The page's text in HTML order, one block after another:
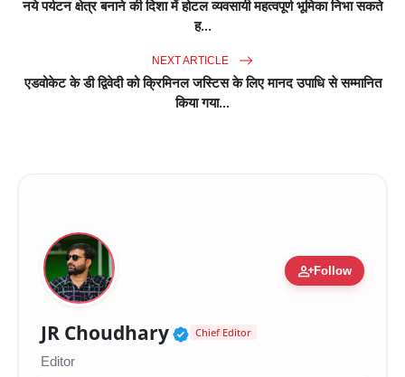
नये पर्यटन क्षेत्र बनाने की दिशा में होटल व्यवसायी महत्वपूर्ण भूमिका निभा सकते
ह...
NEXT ARTICLE
एडवोकेट के डी द्विवेदी को क्रिमिनल जस्टिस के लिए मानद उपाधि से सम्मानित
किया गया...
person_addFollow
JR Choudhary Verified Public Figure
Chief Editor
Editor